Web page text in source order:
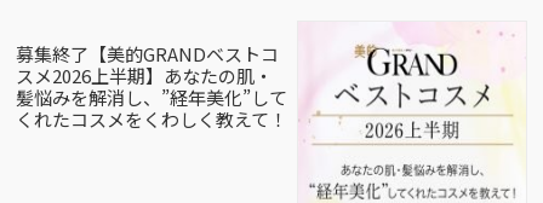
募集終了【美的GRANDベストコ
スメ2026上半期】あなたの肌・
髪悩みを解消し、”経年美化”して
くれたコスメをくわしく教えて！